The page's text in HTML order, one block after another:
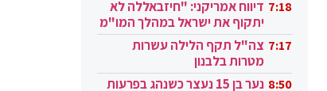
7:18 דיווח אמריקני: "חיזבאללה לא
יתקוף את ישראל במהלך המו"מ
בקטאר" 7:17 צה"ל תקף הלילה עשרות
מטרות בלבנון
8:50
נער בן 15 נעצר כשנהג בפרעות